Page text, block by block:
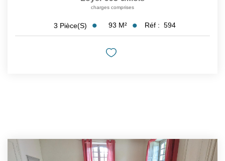
charges comprises
3 Pièce(s) 93 M² Réf : 594